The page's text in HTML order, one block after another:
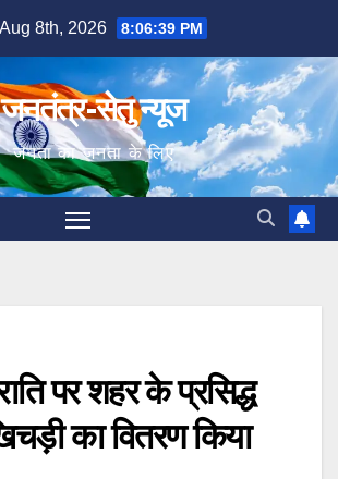
8th, 2026 8:06:40 PM
जनतंत्र-सेतु न्यूज
जनता का जनता के लिए
पर शहर के प्रसिद्ध
का वितरण किया